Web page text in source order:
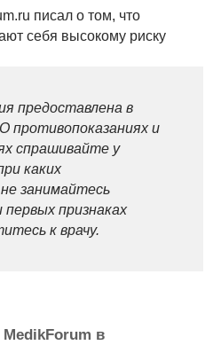
писал о том, что
себя высокому риску
предоставлена в
противопоказаниях и
спрашивайте у
каких
занимайтесь
признаках
к врачу.
MedikForum в